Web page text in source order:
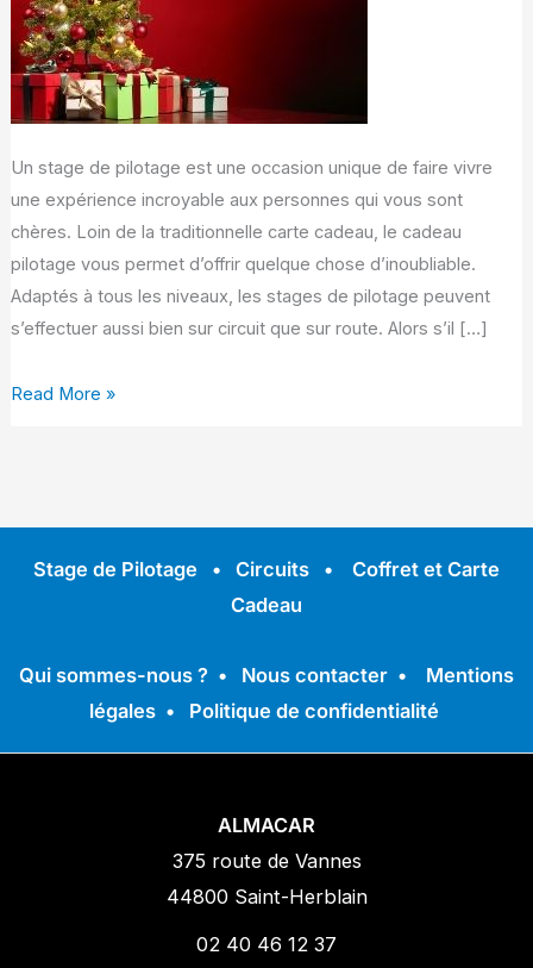
Un stage de pilotage est une occasion unique de faire vivre
une expérience incroyable aux personnes qui vous sont
chères. Loin de la traditionnelle carte cadeau, le cadeau
pilotage vous permet d’offrir quelque chose d’inoubliable.
Adaptés à tous les niveaux, les stages de pilotage peuvent
s’effectuer aussi bien sur circuit que sur route. Alors s’il […]
Noël
Read More »
Stage de Pilotage • Circuits • Coffret et Carte
Cadeau
Qui sommes-nous ? • Nous contacter • Mentions
légales • Politique de confidentialité
ALMACAR
375 route de Vannes
44800 Saint-Herblain
02 40 46 12 37